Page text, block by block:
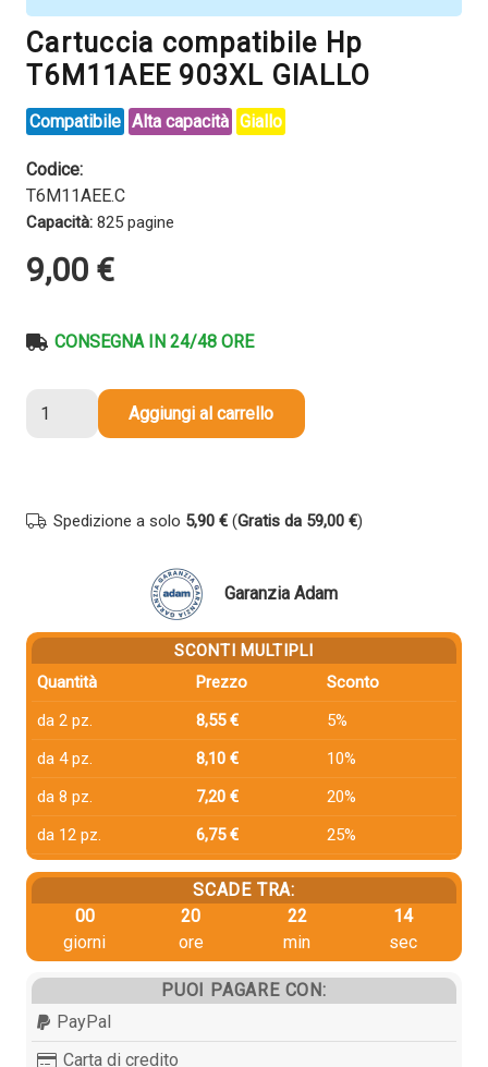
Cartuccia compatibile Hp
T6M11AEE 903XL GIALLO
Compatibile Alta capacità Giallo
Codice:
T6M11AEE.C
Capacità: 825 pagine
9,00 €
CONSEGNA IN 24/48 ORE
compatibile
GIALLO
Aggiungi al carrello
Spedizione a solo 5,90 € (Gratis da 59,00 €)
Garanzia Adam
SCONTI MULTIPLI
Quantità
Prezzo
Sconto
da 2 pz.
8,55 €
5%
da 4 pz.
8,10 €
10%
da 8 pz.
7,20 €
20%
da 12 pz.
6,75 € 25%
SCADE TRA:
00
giorni
20
ore
22
min
14
sec
PUOI PAGARE CON:
PayPal
Carta di credito